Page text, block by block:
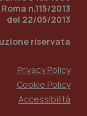
n.115/2013
del 22/05/2013
riservata
Privacy Policy
Cookie Policy
Accessibilità